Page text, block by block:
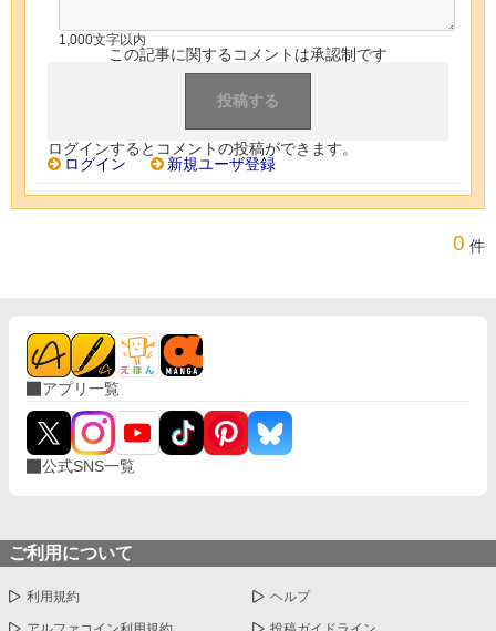
1,000文字以内
この記事に関するコメントは承認制です
ログインするとコメントの投稿ができます。
ログイン
新規ユーザ登録
0 件
アプリ一覧
公式SNS一覧
ご利用について
利用規約 ヘルプ